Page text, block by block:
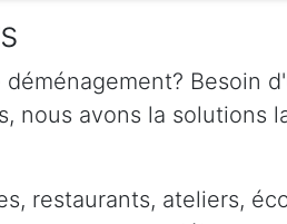
Besoin
nous avons la solutions
restaurants, ateliers,